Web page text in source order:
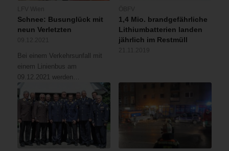
Schnee: Busunglück mit
neun Verletzten
Bei einem Verkehrsunfall mit
einem Linienbus am
09.12.2021 werden…
1,4 Mio. brandgefährliche
Lithiumbatterien landen
jährlich im Restmüll